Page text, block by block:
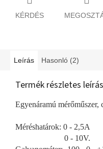
KÉRDÉS
Leírás Hasonló (2)
Termék részletes
Egyenáramú mérőműszer,
Méréshatárok: 0 - 2,5A
0 - 10V.